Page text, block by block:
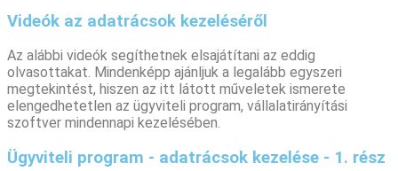
Videók az adatrácsok kezeléséről
Az alábbi videók segíthetnek elsajátítani az eddig
olvasottakat. Mindenképp ajánljuk a legalább egyszeri
megtekintést, hiszen az itt látott műveletek ismerete
elengedhetetlen az ügyviteli program, vállalatirányítási
szoftver mindennapi kezelésében.
Ügyviteli program - adatrácsok kezelése - 1. rész